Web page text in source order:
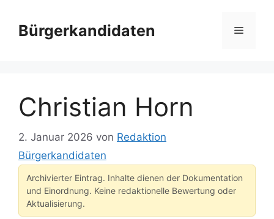
Inhalt
springen
Bürgerkandidaten Menü
Christian Horn
2. Januar 2026 von Redaktion
Bürgerkandidaten
Archivierter Eintrag. Inhalte dienen der Dokumentation
und Einordnung. Keine redaktionelle Bewertung oder
Aktualisierung.